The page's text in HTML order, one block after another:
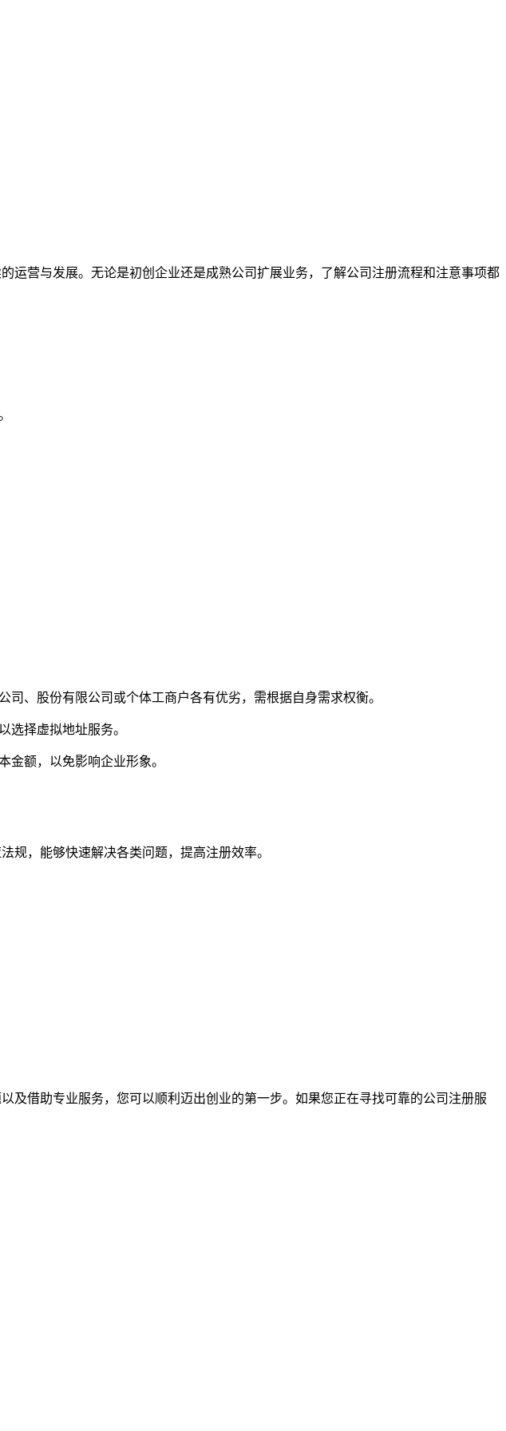
运营与发展。无论是初创企业还是成熟公司扩展业务，了解公司注册流程和注意事项都
、股份有限公司或个体工商户各有优劣，需根据自身需求权衡。
选择虚拟地址服务。
金额，以免影响企业形象。
规，能够快速解决各类问题，提高注册效率。
及借助专业服务，您可以顺利迈出创业的第一步。如果您正在寻找可靠的公司注册服